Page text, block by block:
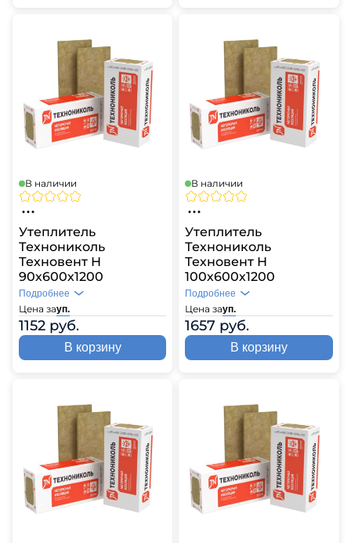
В наличии
Утеплитель
Технониколь
Техновент Н
90х600х1200
Цена зауп.
1152 руб.
Подробнее
В корзину
В наличии
Утеплитель
Технониколь
Техновент Н
100х600х1200
Цена зауп.
1657 руб.
Подробнее
В корзину